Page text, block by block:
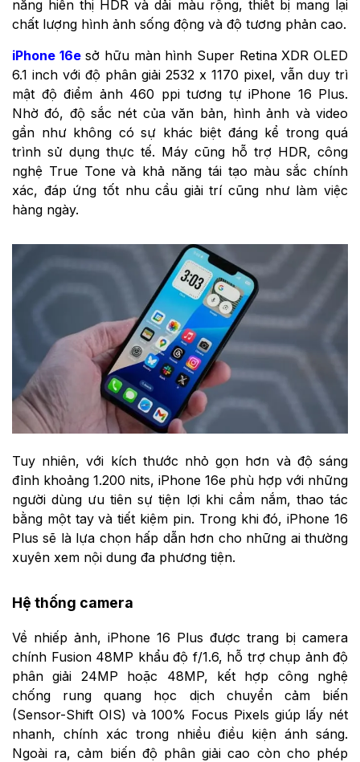
năng hiển thị HDR và dải màu rộng, thiết bị mang lại
chất lượng hình ảnh sống động và độ tương phản cao.
iPhone 16esở hữu màn hình Super Retina XDR OLED
6.1 inch với độ phân giải 2532 x 1170 pixel, vẫn duy trì
mật độ điểm ảnh 460 ppi tương tự iPhone 16 Plus.
Nhờ đó, độ sắc nét của văn bản, hình ảnh và video
gần như không có sự khác biệt đáng kể trong quá
trình sử dụng thực tế. Máy cũng hỗ trợ HDR, công
nghệ True Tone và khả năng tái tạo màu sắc chính
xác, đáp ứng tốt nhu cầu giải trí cũng như làm việc
hàng ngày.
Tuy nhiên, với kích thước nhỏ gọn hơn và độ sáng
đỉnh khoảng 1.200 nits, iPhone 16e phù hợp với những
người dùng ưu tiên sự tiện lợi khi cầm nắm, thao tác
bằng một tay và tiết kiệm pin. Trong khi đó, iPhone 16
Plus sẽ là lựa chọn hấp dẫn hơn cho những ai thường
xuyên xem nội dung đa phương tiện.
Hệ thống camera
Về nhiếp ảnh, iPhone 16 Plus được trang bị camera
chính Fusion 48MP khẩu độ f/1.6, hỗ trợ chụp ảnh độ
phân giải 24MP hoặc 48MP, kết hợp công nghệ
chống rung quang học dịch chuyển cảm biến
(Sensor-Shift OIS) và 100% Focus Pixels giúp lấy nét
nhanh, chính xác trong nhiều điều kiện ánh sáng.
Ngoài ra, cảm biến độ phân giải cao còn cho phép